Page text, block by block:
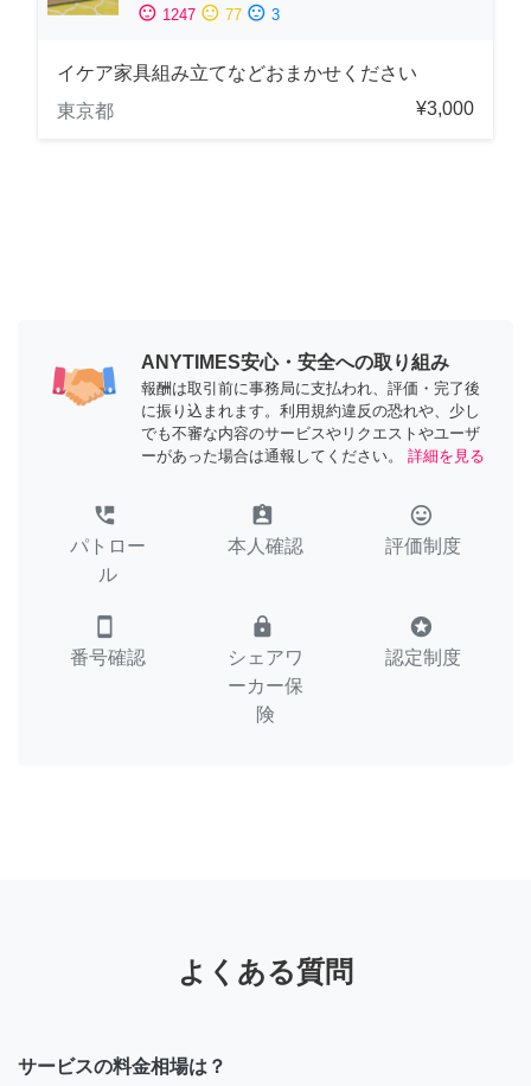
sentiment_satisfied 1247 sentiment_neutral 77 sentiment_dissatisfied 3
イケア家具組み立てなどおまかせください
東京都
¥3,000
ANYTIMES安心・安全への取り組み
報酬は取引前に事務局に支払われ、評価・完了後
に振り込まれます。利用規約違反の恐れや、少し
でも不審な内容のサービスやリクエストやユーザ
ーがあった場合は通報してください。
詳細を見る
perm_phone_msg
パトロー
ル
assignment_ind
本人確認
tag_faces
評価制度
smartphone
番号確認
lock
シェアワ
ーカー保
険
stars
認定制度
よくある質問
サービスの料金相場は？